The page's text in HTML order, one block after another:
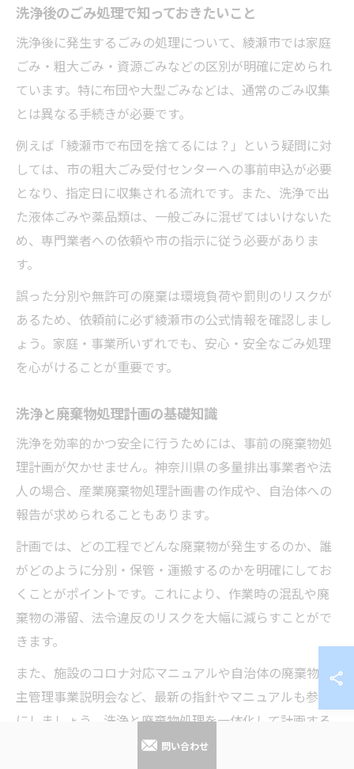
洗浄後のごみ処理で知っておきたいこと
洗浄後に発生するごみの処理について、綾瀬市では家庭
ごみ・粗大ごみ・資源ごみなどの区別が明確に定められ
ています。特に布団や大型ごみなどは、通常のごみ収集
とは異なる手続きが必要です。
例えば「綾瀬市で布団を捨てるには？」という疑問に対
しては、市の粗大ごみ受付センターへの事前申込が必要
となり、指定日に収集される流れです。また、洗浄で出
た液体ごみや薬品類は、一般ごみに混ぜてはいけないた
め、専門業者への依頼や市の指示に従う必要がありま
す。
誤った分別や無許可の廃棄は環境負荷や罰則のリスクが
あるため、依頼前に必ず綾瀬市の公式情報を確認しまし
ょう。家庭・事業所いずれでも、安心・安全なごみ処理
を心がけることが重要です。
洗浄と廃棄物処理計画の基礎知識
洗浄を効率的かつ安全に行うためには、事前の廃棄物処
理計画が欠かせません。神奈川県の多量排出事業者や法
人の場合、産業廃棄物処理計画書の作成や、自治体への
報告が求められることもあります。
計画では、どの工程でどんな廃棄物が発生するのか、誰
がどのように分別・保管・運搬するのかを明確にしてお
くことがポイントです。これにより、作業時の混乱や廃
棄物の滞留、法令違反のリスクを大幅に減らすことがで
きます。
また、施設のコロナ対応マニュアルや自治体の廃棄物自
主管理事業説明会など、最新の指針やマニュアルも参考
にしましょう。洗浄と廃棄物処理を一体化して計画する
ことで、持続可能な依頼体制を築くことができます。
問い合わせ